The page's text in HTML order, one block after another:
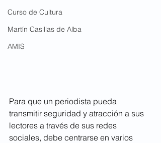
Curso de Cultura
Martín Casillas de Alba
AMIS
Para que un periodista pueda
transmitir seguridad y atracción a sus
lectores a través de sus redes
sociales, debe centrarse en varios